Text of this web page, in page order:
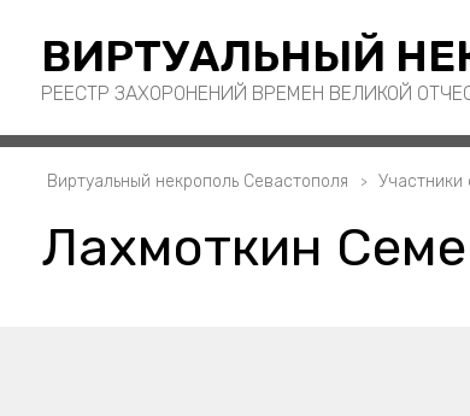
ВИРТУАЛЬНЫЙ
РЕЕСТР ЗАХОРОНЕНИЙ ВРЕМЕН ВЕЛИКОЙ
Виртуальный некрополь Севастополя Участники
Лахмоткин